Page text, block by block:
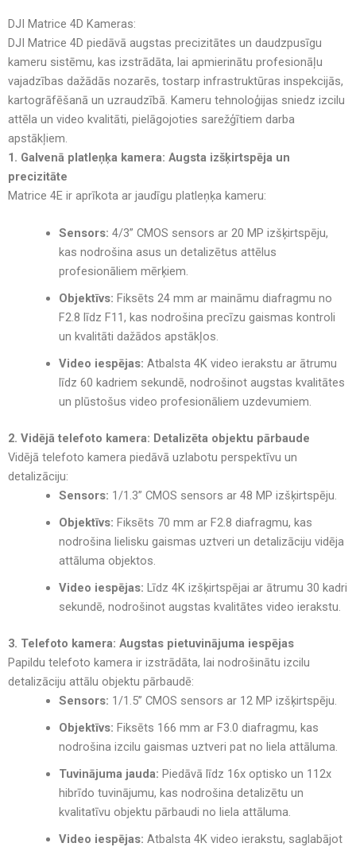
DJI Matrice 4D Kameras:
DJI Matrice 4D piedāvā augstas precizitātes un daudzpusīgu
kameru sistēmu, kas izstrādāta, lai apmierinātu profesionāļu
vajadzības dažādās nozarēs, tostarp infrastruktūras inspekcijās,
kartogrāfēšanā un uzraudzībā. Kameru tehnoloģijas sniedz izcilu
attēla un video kvalitāti, pielāgojoties sarežģītiem darba
apstākļiem.
1. Galvenā platleņķa kamera: Augsta izšķirtspēja un
precizitāte
Matrice 4E ir aprīkota ar jaudīgu platleņķa kameru:
Sensors: 4/3” CMOS sensors ar 20 MP izšķirtspēju,
kas nodrošina asus un detalizētus attēlus
profesionāliem mērķiem.
Objektīvs: Fiksēts 24 mm ar maināmu diafragmu no
F2.8 līdz F11, kas nodrošina precīzu gaismas kontroli
un kvalitāti dažādos apstākļos.
Video iespējas: Atbalsta 4K video ierakstu ar ātrumu
līdz 60 kadriem sekundē, nodrošinot augstas kvalitātes
un plūstošus video profesionāliem uzdevumiem.
2. Vidējā telefoto kamera: Detalizēta objektu pārbaude
Vidējā telefoto kamera piedāvā uzlabotu perspektīvu un
detalizāciju:
Sensors: 1/1.3” CMOS sensors ar 48 MP izšķirtspēju.
Objektīvs: Fiksēts 70 mm ar F2.8 diafragmu, kas
nodrošina lielisku gaismas uztveri un detalizāciju vidēja
attāluma objektos.
Video iespējas: Līdz 4K izšķirtspējai ar ātrumu 30 kadri
sekundē, nodrošinot augstas kvalitātes video ierakstu.
3. Telefoto kamera: Augstas pietuvinājuma iespējas
Papildu telefoto kamera ir izstrādāta, lai nodrošinātu izcilu
detalizāciju attālu objektu pārbaudē:
Sensors: 1/1.5” CMOS sensors ar 12 MP izšķirtspēju.
Objektīvs: Fiksēts 166 mm ar F3.0 diafragmu, kas
nodrošina izcilu gaismas uztveri pat no liela attāluma.
Tuvinājuma jauda: Piedāvā līdz 16x optisko un 112x
hibrīdo tuvinājumu, kas nodrošina detalizētu un
kvalitatīvu objektu pārbaudi no liela attāluma.
Video iespējas: Atbalsta 4K video ierakstu, saglabājot